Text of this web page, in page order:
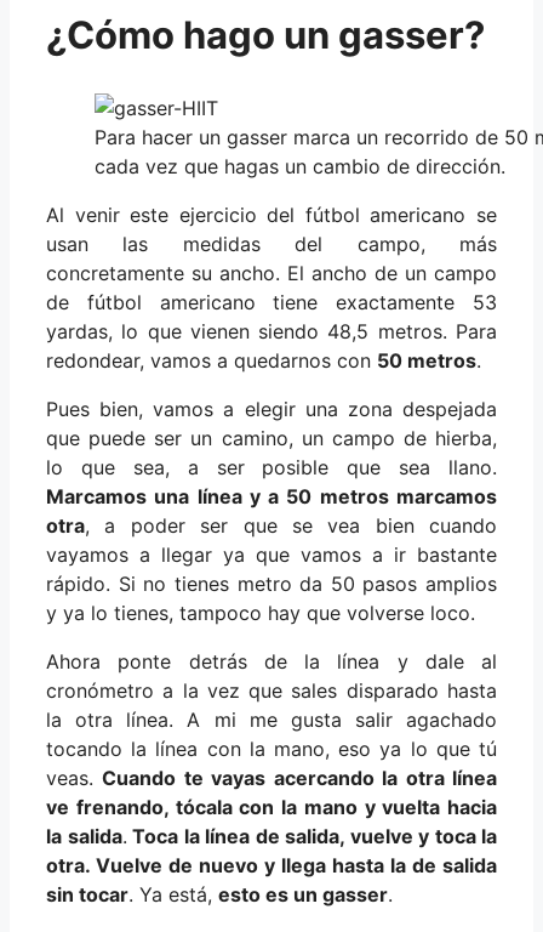
¿Cómo hago un gasser?
Para hacer un gasser marca un recorrido de
cada vez que hagas un cambio de dirección.
Al venir este ejercicio del fútbol americano se
usan las medidas del campo, más
concretamente su ancho. El ancho de un campo
de fútbol americano tiene exactamente 53
yardas, lo que vienen siendo 48,5 metros. Para
redondear, vamos a quedarnos con 50 metros.
Pues bien, vamos a elegir una zona despejada
que puede ser un camino, un campo de hierba,
lo que sea, a ser posible que sea llano.
Marcamos una línea y a 50 metros marcamos
otra, a poder ser que se vea bien cuando
vayamos a llegar ya que vamos a ir bastante
rápido. Si no tienes metro da 50 pasos amplios
y ya lo tienes, tampoco hay que volverse loco.
Ahora ponte detrás de la línea y dale al
cronómetro a la vez que sales disparado hasta
la otra línea. A mi me gusta salir agachado
tocando la línea con la mano, eso ya lo que tú
veas.Cuando te vayas acercando la otra línea
ve frenando, tócala con la mano y vuelta hacia
la salida. Toca la línea de salida, vuelve y toca la
otra. Vuelve de nuevo y llega hasta la de salida
sin tocar. Ya está, esto es un gasser.